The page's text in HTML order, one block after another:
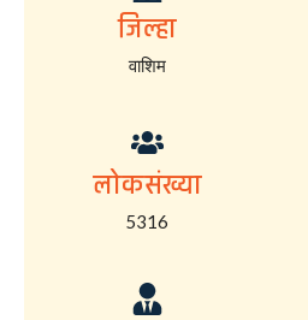
जिल्हा
वाशिम
लोकसंख्या
5316